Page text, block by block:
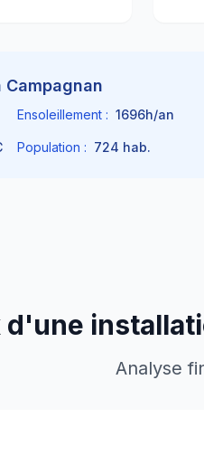
Campagnan
Ensoleillement : 1696h/an
Population : 724 hab.
d'une
Analyse